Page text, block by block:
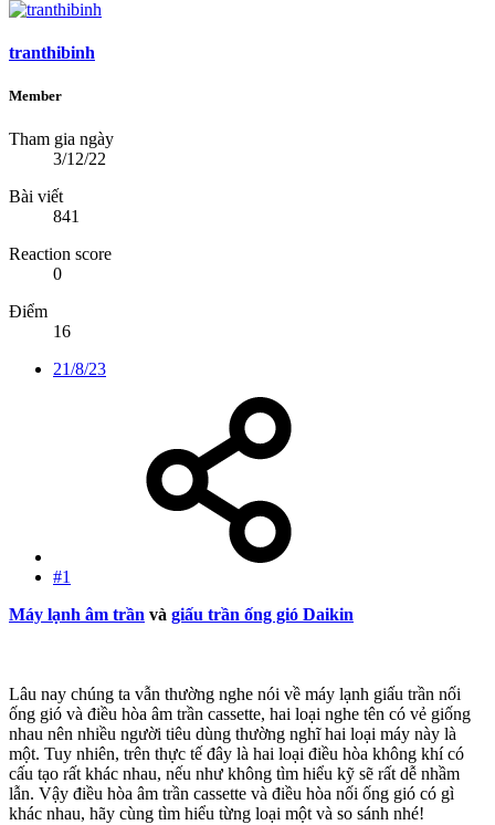
tranthibinh
Member
Tham gia ngày
3/12/22
Bài viết
841
Reaction score
0
Điểm
16
21/8/23
#1
Máy lạnh âm trần và giấu trần ống gió Daikin
Lâu nay chúng ta vẫn thường nghe nói về máy lạnh giấu trần nối
ống gió và điều hòa âm trần cassette, hai loại nghe tên có vẻ giống
nhau nên nhiều người tiêu dùng thường nghĩ hai loại máy này là
một. Tuy nhiên, trên thực tế đây là hai loại điều hòa không khí có
cấu tạo rất khác nhau, nếu như không tìm hiểu kỹ sẽ rất dễ nhầm
lẫn. Vậy điều hòa âm trần cassette và điều hòa nối ống gió có gì
khác nhau, hãy cùng tìm hiểu từng loại một và so sánh nhé!